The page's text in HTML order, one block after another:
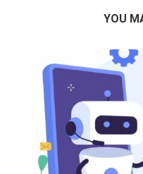
YOU